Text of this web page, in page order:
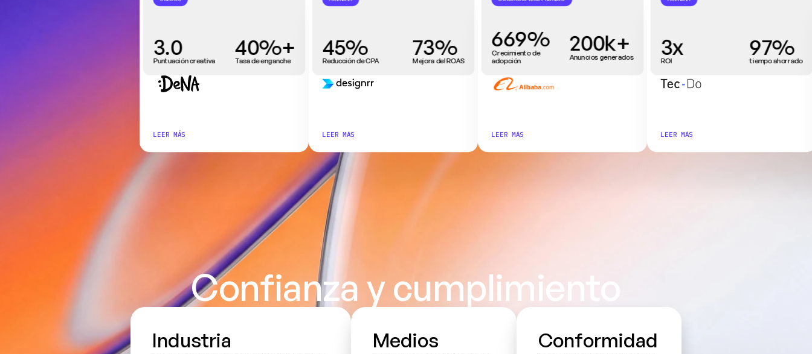
3.0
Puntuación creativa
40%+
Tasa de enganche
LEER MÁS
45%
Reducción de CPA
73%
Mejora del ROAS
LEER MÁS
669%
Crecimiento de
adopción
200k+
Anuncios generados
LEER MÁS
3x
ROI
97%
tiempo ahorrado
LEER MÁS
Confianza y cumplimiento
Industria Medios Conformidad